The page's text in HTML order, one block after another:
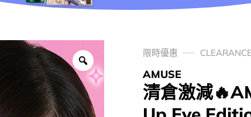
限時優惠
AMUSE
清倉激減